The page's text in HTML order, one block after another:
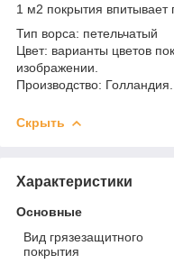
1 м2 покрытия
Тип ворса: петельчатый
Цвет: варианты цветов
изображении.
Производство: Голландия.
Скрыть
Характеристики
Основные
Вид грязезащитного
покрытия